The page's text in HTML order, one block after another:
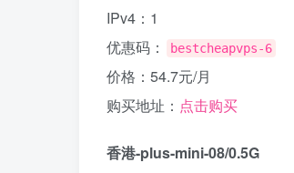
IPv4：1
优惠码：
bestcheapvps-6
价格：54.7元/月
购买地址： 点击购买
香港-plus-mini-08/0.5G